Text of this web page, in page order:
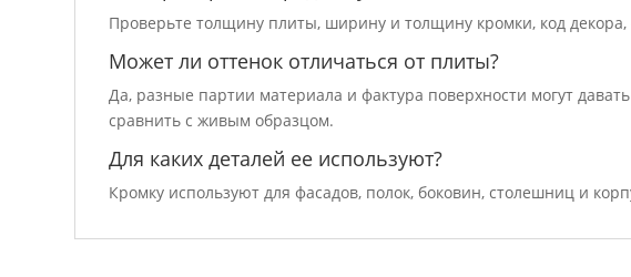
Проверьте толщину плиты, ширину и толщину кромки, код декора,
Может ли оттенок отличаться от плиты?
Да, разные партии материала и фактура поверхности могут
сравнить с живым образцом.
Для каких деталей ее используют?
Кромку используют для фасадов, полок, боковин, столешниц и